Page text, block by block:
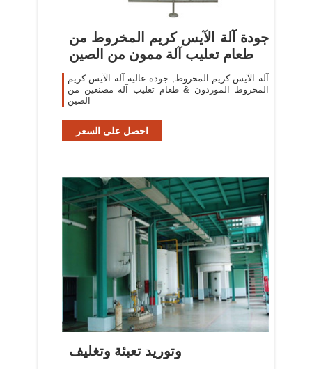
جودة آلة الآيس كريم المخروط من
طعام تعليب آلة ممون من الصين
آلة الآيس كريم المخروط, جودة عالية آلة الآيس كريم
المخروط الموردون & طعام تعليب آلة مصنعين من
الصين
احصل على السعر
وتوريد تعبئة وتغليف